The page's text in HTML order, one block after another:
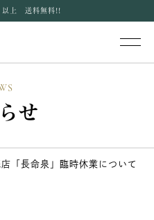
以上 送料無料!!
せ
「長命泉」臨時休業について